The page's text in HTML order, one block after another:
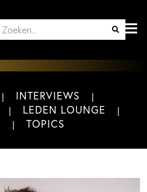
INTERVIEWS
LEDEN LOUNGE
TOPICS